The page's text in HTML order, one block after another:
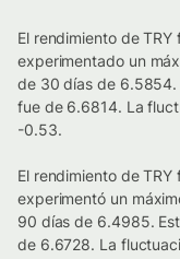
El rendimiento de
experimentado un
de 30 días de 6.5854.
fue de 6.6814. La
-0.53.
El rendimiento de
experimentó un
90 días de 6.4985.
de 6.6728. La